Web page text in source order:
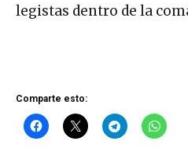
legistas dentro de la
Comparte esto: